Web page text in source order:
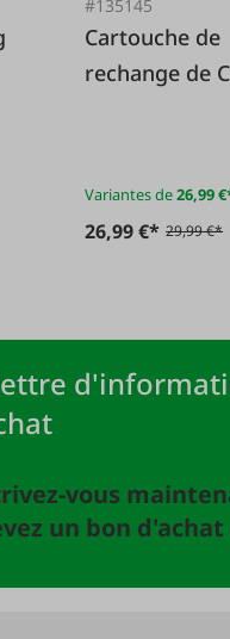
#135145
Cartouche de
rechange de
Variantes de26,99
26,99 €* 29,99 €*
vous
un bon d'achat